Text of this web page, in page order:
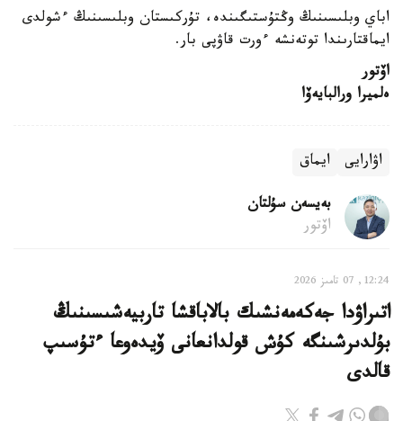
اباي وبلىسىنىڭ وڭتۇستىگىندە، تۇركىستان وبلىسىنىڭ ءشولدى
ايماقتارىندا توتەنشە ءورت قاۋپى بار.
اۆتور
ەلميرا ورالبايەۆا
اۋارايى ايماق
بەيسەن سۇلتان
اۆتور
12:24, 07 تامىز 2026
اتىراۋدا جەكەمەنشىك بالاباقشا تاربيەشىسىنىڭ
بۇلدىرشىنگە كۇش قولدانعانى ۆيدەوعا ءتۇسىپ
قالدى